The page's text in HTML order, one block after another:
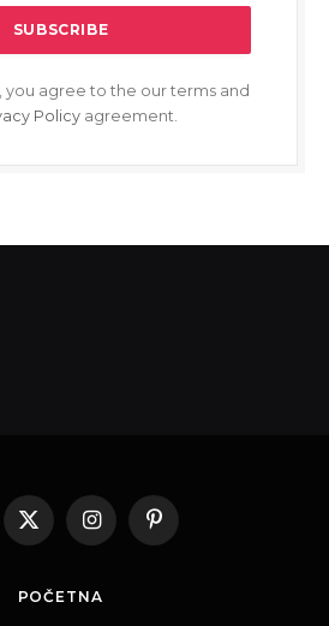
you agree to the our terms and
Policy agreement.
X
InstagramPinterest
POČETNA